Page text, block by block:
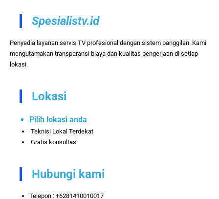
Spesialistv.id
Penyedia layanan servis TV profesional dengan sistem panggilan. Kami
mengutamakan transparansi biaya dan kualitas pengerjaan di setiap
lokasi.
Lokasi
Pilih lokasi anda
Teknisi Lokal Terdekat
Gratis konsultasi
Hubungi kami
Telepon : +6281410010017